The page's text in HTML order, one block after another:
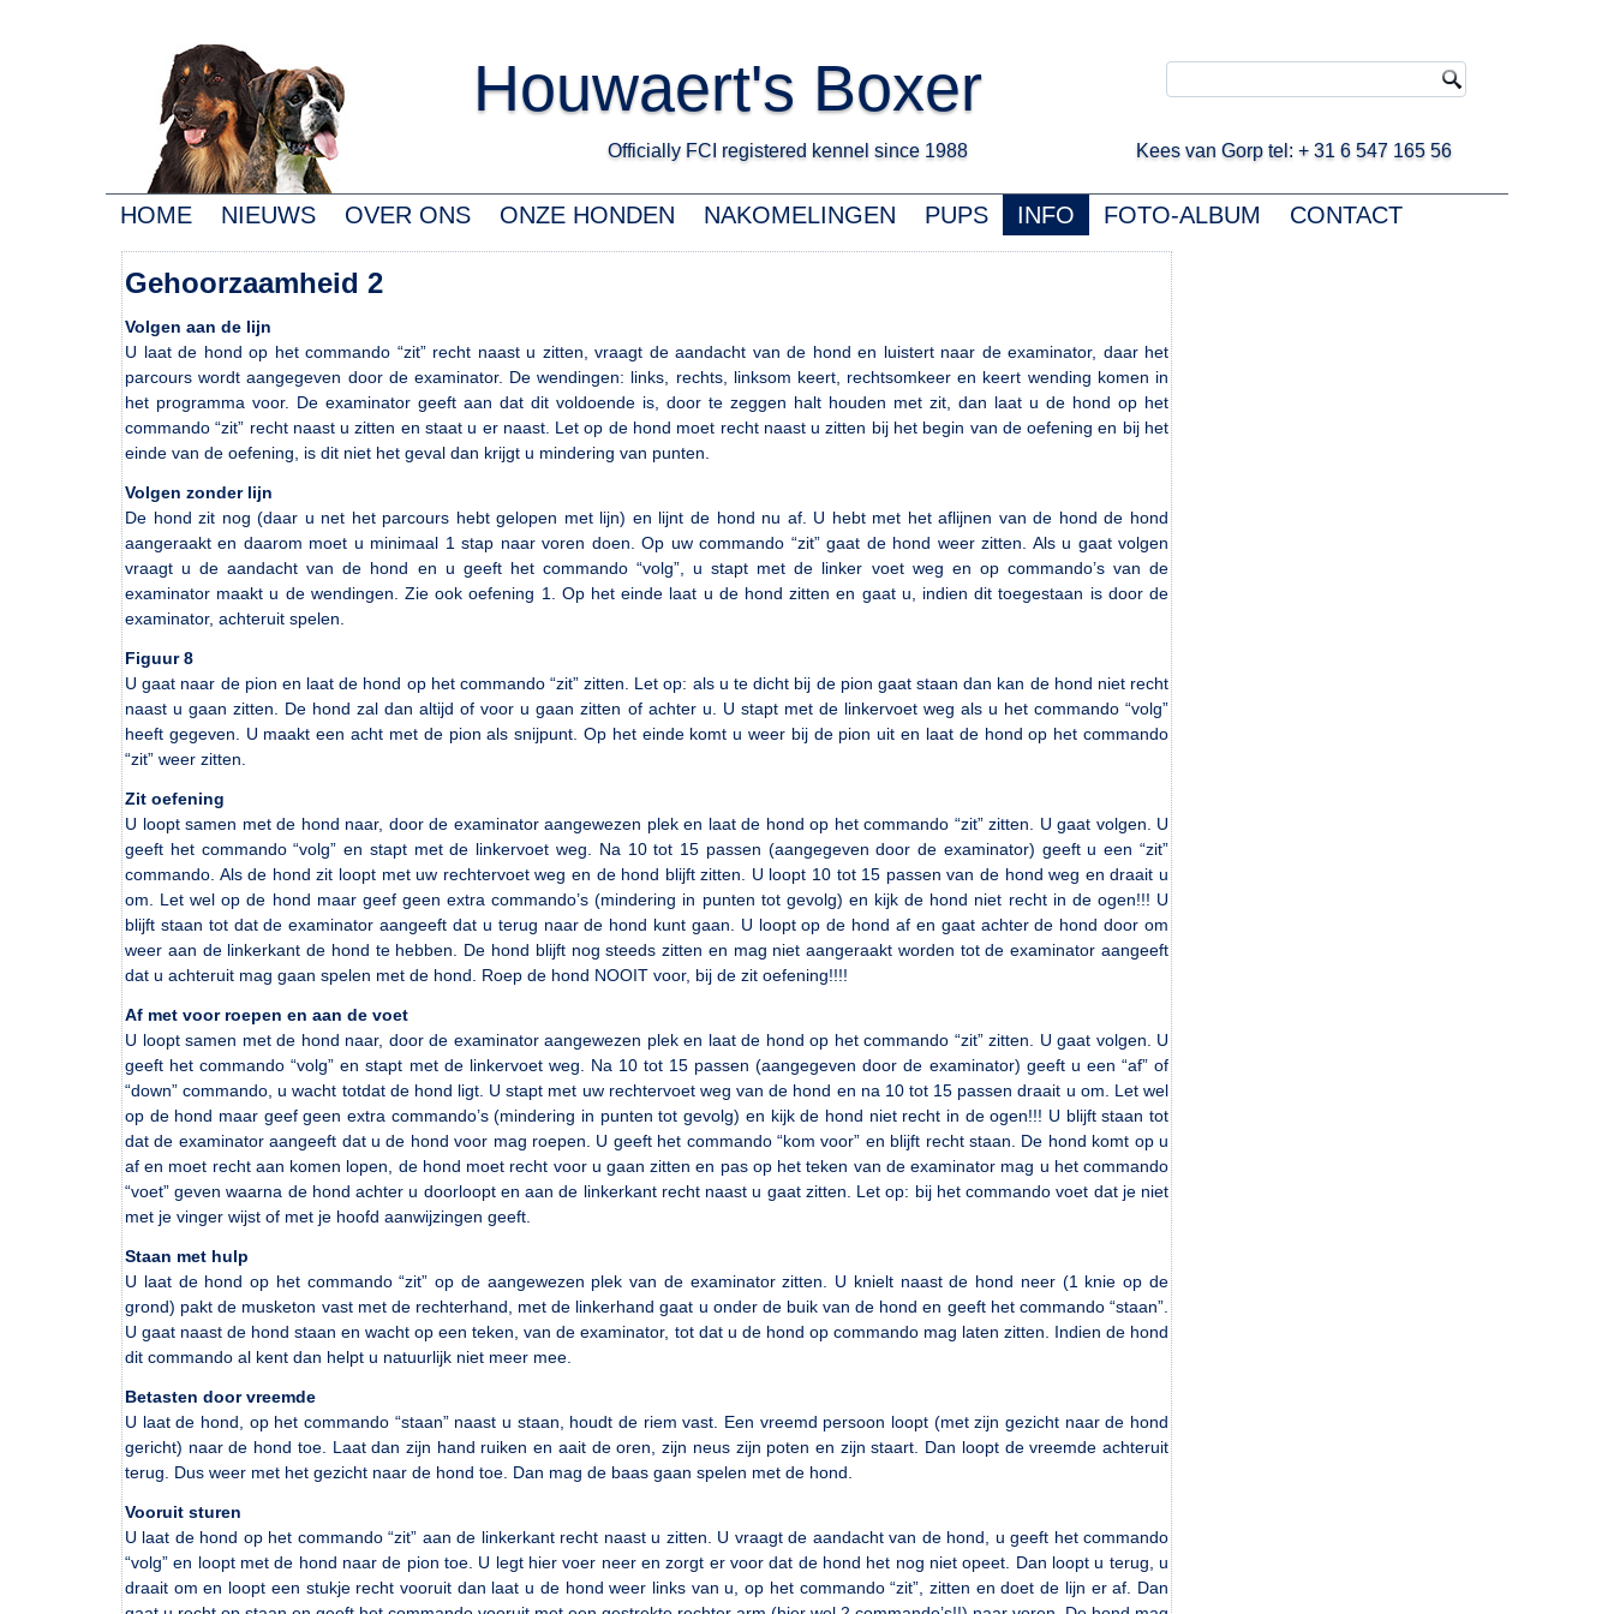
Houwaert's Boxer
Officially FCI registered kennel since 1988 Kees van Gorp tel: + 31 6 547 165 56
HOME NIEUWS OVER ONS ONZE HONDEN NAKOMELINGEN PUPS INFO FOTO-ALBUM CONTACT
Gehoorzaamheid 2
Volgen aan de lijn
U laat de hond op het commando “zit” recht naast u zitten, vraagt de aandacht van de hond en luistert naar de examinator, daar het
parcours wordt aangegeven door de examinator. De wendingen: links, rechts, linksom keert, rechtsomkeer en keert wending komen in
het programma voor. De examinator geeft aan dat dit voldoende is, door te zeggen halt houden met zit, dan laat u de hond op het
commando “zit” recht naast u zitten en staat u er naast. Let op de hond moet recht naast u zitten bij het begin van de oefening en bij het
einde van de oefening, is dit niet het geval dan krijgt u mindering van punten.
Volgen zonder lijn
De hond zit nog (daar u net het parcours hebt gelopen met lijn) en lijnt de hond nu af. U hebt met het aflijnen van de hond de hond
aangeraakt en daarom moet u minimaal 1 stap naar voren doen. Op uw commando “zit” gaat de hond weer zitten. Als u gaat volgen
vraagt u de aandacht van de hond en u geeft het commando “volg”, u stapt met de linker voet weg en op commando’s van de
examinator maakt u de wendingen. Zie ook oefening 1. Op het einde laat u de hond zitten en gaat u, indien dit toegestaan is door de
examinator, achteruit spelen.
Figuur 8
U gaat naar de pion en laat de hond op het commando “zit” zitten. Let op: als u te dicht bij de pion gaat staan dan kan de hond niet recht
naast u gaan zitten. De hond zal dan altijd of voor u gaan zitten of achter u. U stapt met de linkervoet weg als u het commando “volg”
heeft gegeven. U maakt een acht met de pion als snijpunt. Op het einde komt u weer bij de pion uit en laat de hond op het commando
“zit” weer zitten.
Zit oefening
U loopt samen met de hond naar, door de examinator aangewezen plek en laat de hond op het commando “zit” zitten. U gaat volgen. U
geeft het commando “volg” en stapt met de linkervoet weg. Na 10 tot 15 passen (aangegeven door de examinator) geeft u een “zit”
commando. Als de hond zit loopt met uw rechtervoet weg en de hond blijft zitten. U loopt 10 tot 15 passen van de hond weg en draait u
om. Let wel op de hond maar geef geen extra commando’s (mindering in punten tot gevolg) en kijk de hond niet recht in de ogen!!! U
blijft staan tot dat de examinator aangeeft dat u terug naar de hond kunt gaan. U loopt op de hond af en gaat achter de hond door om
weer aan de linkerkant de hond te hebben. De hond blijft nog steeds zitten en mag niet aangeraakt worden tot de examinator aangeeft
dat u achteruit mag gaan spelen met de hond. Roep de hond NOOIT voor, bij de zit oefening!!!!
Af met voor roepen en aan de voet
U loopt samen met de hond naar, door de examinator aangewezen plek en laat de hond op het commando “zit” zitten. U gaat volgen. U
geeft het commando “volg” en stapt met de linkervoet weg. Na 10 tot 15 passen (aangegeven door de examinator) geeft u een “af” of
“down” commando, u wacht totdat de hond ligt. U stapt met uw rechtervoet weg van de hond en na 10 tot 15 passen draait u om. Let wel
op de hond maar geef geen extra commando’s (mindering in punten tot gevolg) en kijk de hond niet recht in de ogen!!! U blijft staan tot
dat de examinator aangeeft dat u de hond voor mag roepen. U geeft het commando “kom voor” en blijft recht staan. De hond komt op u
af en moet recht aan komen lopen, de hond moet recht voor u gaan zitten en pas op het teken van de examinator mag u het commando
“voet” geven waarna de hond achter u doorloopt en aan de linkerkant recht naast u gaat zitten. Let op: bij het commando voet dat je niet
met je vinger wijst of met je hoofd aanwijzingen geeft.
Staan met hulp
U laat de hond op het commando “zit” op de aangewezen plek van de examinator zitten. U knielt naast de hond neer (1 knie op de
grond) pakt de musketon vast met de rechterhand, met de linkerhand gaat u onder de buik van de hond en geeft het commando “staan”.
U gaat naast de hond staan en wacht op een teken, van de examinator, tot dat u de hond op commando mag laten zitten. Indien de hond
dit commando al kent dan helpt u natuurlijk niet meer mee.
Betasten door vreemde
U laat de hond, op het commando “staan” naast u staan, houdt de riem vast. Een vreemd persoon loopt (met zijn gezicht naar de hond
gericht) naar de hond toe. Laat dan zijn hand ruiken en aait de oren, zijn neus zijn poten en zijn staart. Dan loopt de vreemde achteruit
terug. Dus weer met het gezicht naar de hond toe. Dan mag de baas gaan spelen met de hond.
Vooruit sturen
U laat de hond op het commando “zit” aan de linkerkant recht naast u zitten. U vraagt de aandacht van de hond, u geeft het commando
“volg” en loopt met de hond naar de pion toe. U legt hier voer neer en zorgt er voor dat de hond het nog niet opeet. Dan loopt u terug, u
draait om en loopt een stukje recht vooruit dan laat u de hond weer links van u, op het commando “zit”, zitten en doet de lijn er af. Dan